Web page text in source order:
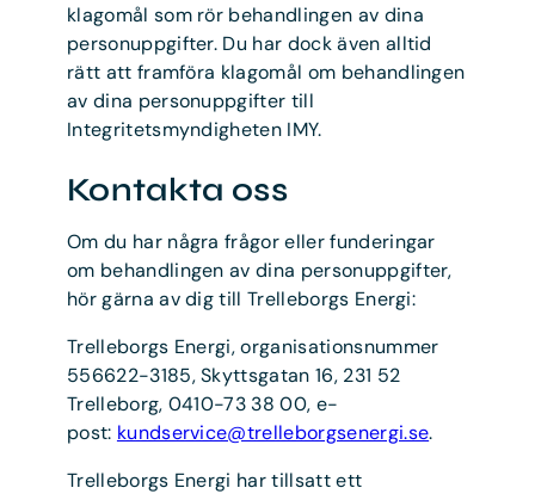
klagomål som rör behandlingen av dina
personuppgifter. Du har dock även alltid
rätt att framföra klagomål om behandlingen
av dina personuppgifter till
Integritetsmyndigheten IMY.
Kontakta oss
Om du har några frågor eller funderingar
om behandlingen av dina personuppgifter,
hör gärna av dig till Trelleborgs Energi:
Trelleborgs Energi, organisationsnummer
556622-3185, Skyttsgatan 16, 231 52
Trelleborg, 0410-73 38 00, e-
post: kundservice@trelleborgsenergi.se.
Trelleborgs Energi har tillsatt ett